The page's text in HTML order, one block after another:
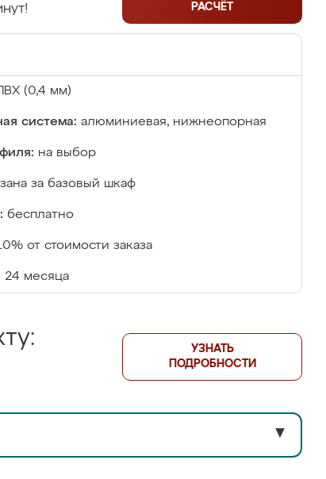
РАСЧЁТ
ПВХ (0,4 мм)
система: алюминиевая, нижнеопорная
на выбор
за базовый шкаф
бесплатно
от стоимости заказа
24 месяца
УЗНАТЬ
ПОДРОБНОСТИ
▼